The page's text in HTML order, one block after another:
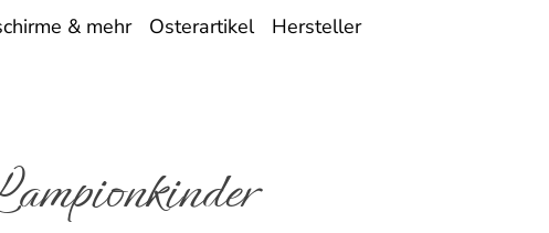
& mehr Osterartikel Hersteller